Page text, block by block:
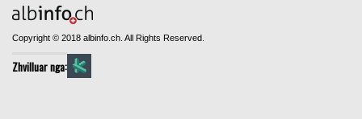
Copyright © 2018 albinfo.ch. All Rights Reserved.
Zhvilluar nga: